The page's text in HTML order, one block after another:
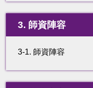
3. 師資陣容
3-1. 師資陣容